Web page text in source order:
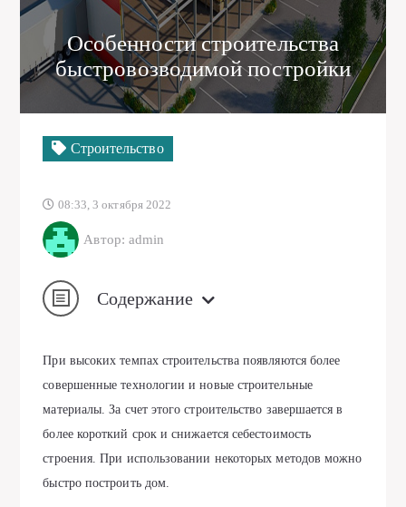
Особенности строительства
быстровозводимой постройки
Строительство
08:33, 3 октября 2022
Автор: admin
Содержание
При высоких темпах строительства появляются более
совершенные технологии и новые строительные
материалы. За счет этого строительство завершается в
более короткий срок и снижается себестоимость
строения. При использовании некоторых методов можно
быстро построить дом.